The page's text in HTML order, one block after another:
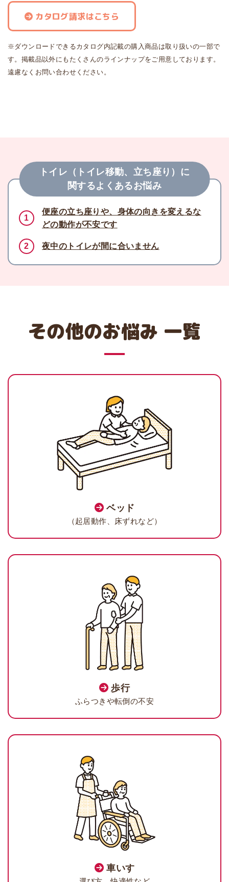
カタログ請求はこちら
※ダウンロードできるカタログ内記載の購入商品は取り扱いの一部で
す。掲載品以外にもたくさんのラインナップをご用意しております。
遠慮なくお問い合わせください。
トイレ（トイレ移動、立ち座り）に
関するよくあるお悩み
1
便座の立ち座りや、身体の向きを変えるな
どの動作が不安です
2 夜中のトイレが間に合いません
その他のお悩み 一覧
ベッド
（起居動作、床ずれなど）
歩行
ふらつきや転倒の不安
車いす